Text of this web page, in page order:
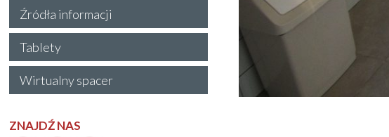
Źródła informacji
Tablety
Wirtualny spacer
ZNAJDŹ NAS